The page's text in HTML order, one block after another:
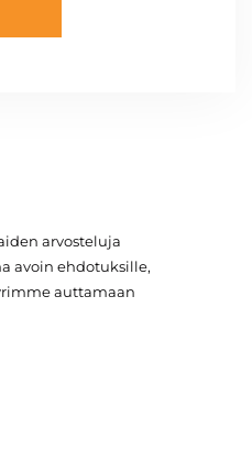
arvosteluja
avoin ehdotuksille,
auttamaan